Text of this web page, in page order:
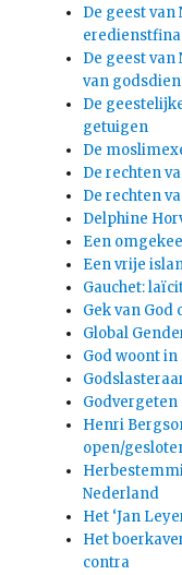
De geest van
De geest
van
De
getuigen
De
De rechten
De rechten
Delphine
Een
Een vrije
Gauchet:
Gek van God
Global
God woont
Henri
open/
Nederland
Het ‘Jan
Het
contra